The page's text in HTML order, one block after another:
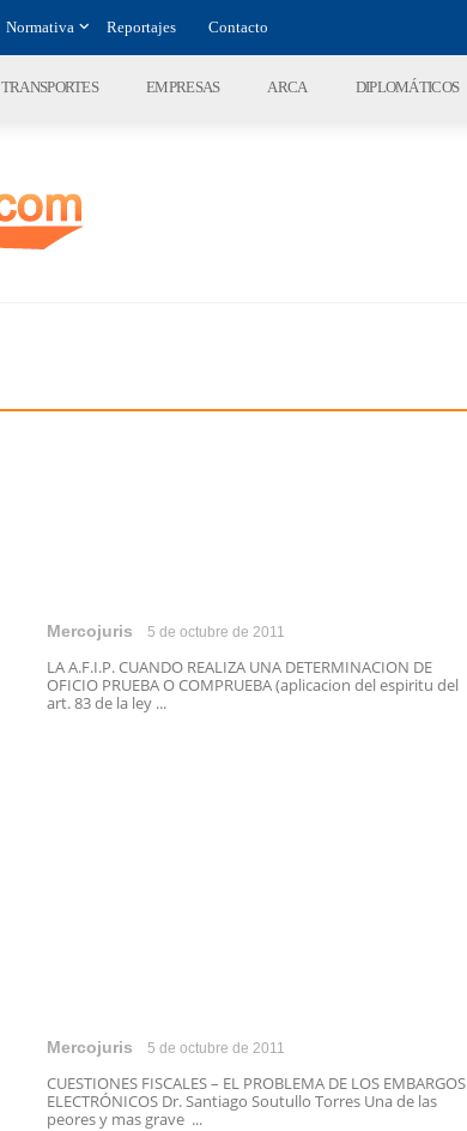
Normativa Reportajes Contacto
TRANSPORTES EMPRESAS ARCA DIPLOMÁTICOS
Mercojuris 5 de octubre de 2011
LA A.F.I.P. CUANDO REALIZA UNA DETERMINACION DE
OFICIO PRUEBA O COMPRUEBA (aplicacion del espiritu del
art. 83 de la ley ...
Mercojuris 5 de octubre de 2011
CUESTIONES FISCALES – EL PROBLEMA DE LOS EMBARGOS
ELECTRÓNICOS Dr. Santiago Soutullo Torres Una de las
peores y mas grave ...